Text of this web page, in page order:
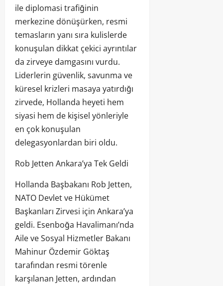
ile diplomasi trafiğinin
merkezine dönüşürken, resmi
temasların yanı sıra kulislerde
konuşulan dikkat çekici ayrıntılar
da zirveye damgasını vurdu.
Liderlerin güvenlik, savunma ve
küresel krizleri masaya yatırdığı
zirvede, Hollanda heyeti hem
siyasi hem de kişisel yönleriyle
en çok konuşulan
delegasyonlardan biri oldu.
Rob Jetten Ankara’ya Tek Geldi
Hollanda Başbakanı Rob Jetten,
NATO Devlet ve Hükümet
Başkanları Zirvesi için Ankara’ya
geldi. Esenboğa Havalimanı’nda
Aile ve Sosyal Hizmetler Bakanı
Mahinur Özdemir Göktaş
tarafından resmi törenle
karşılanan Jetten, ardından